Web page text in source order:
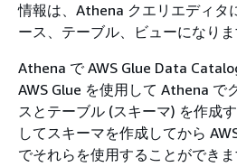
情報は、Athena クエリエディタ
ース、テーブル、ビューになりま
Athena で AWS Glue Data
AWS Glue を使用して Athena で
スとテーブル (スキーマ) を作成
してスキーマを作成してから
でそれらを使用することができま